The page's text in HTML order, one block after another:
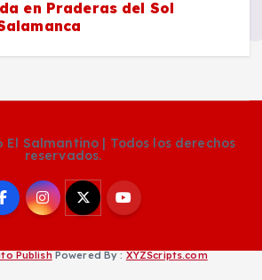
en Praderas del Sol
El Salmantino | Todos los derechos
reservados.
PublishPowered By :XYZScripts.com